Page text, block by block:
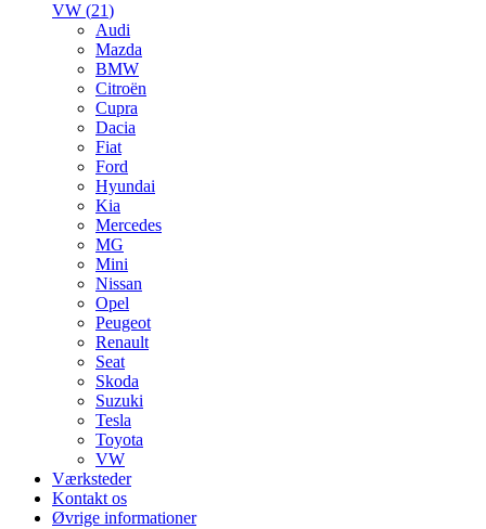
VW (21)
Audi
Mazda
BMW
Citroën
Cupra
Dacia
Fiat
Ford
Hyundai
Kia
Mercedes
MG
Mini
Nissan
Opel
Peugeot
Renault
Seat
Skoda
Suzuki
Tesla
Toyota
VW
Værksteder
Kontakt os
Øvrige informationer